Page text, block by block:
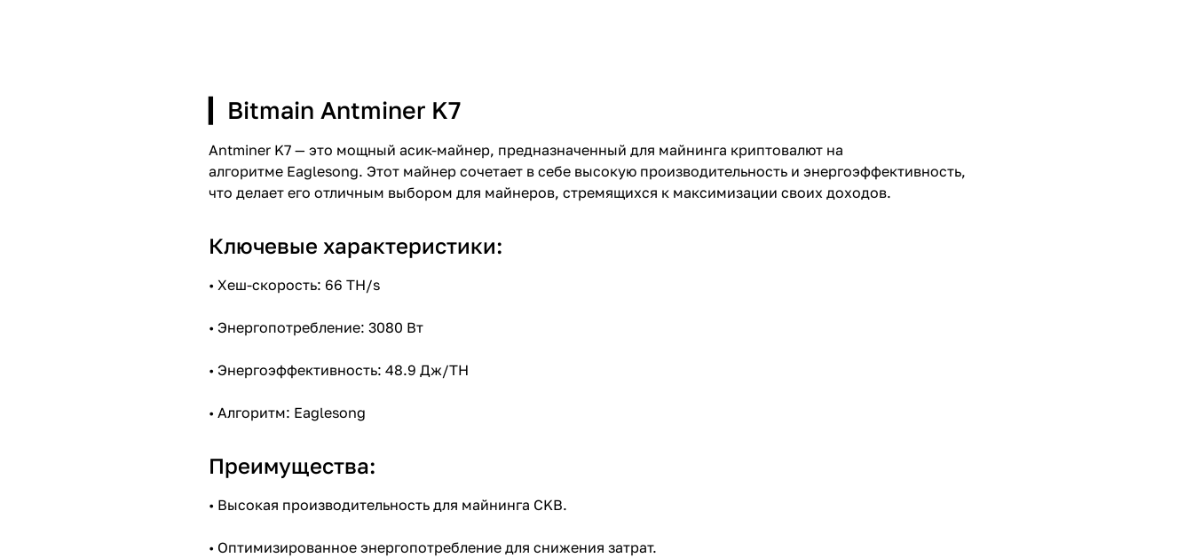
▎Bitmain Antminer K7
Antminer K7 — это мощный асик-майнер, предназначенный для майнинга криптовалют на
алгоритме Eaglesong. Этот майнер сочетает в себе высокую производительность и энергоэффективность,
что делает его отличным выбором для майнеров, стремящихся к максимизации своих доходов.
Ключевые характеристики:
• Хеш-скорость: 66 TH/s
• Энергопотребление: 3080 Вт
• Энергоэффективность: 48.9 Дж/TH
• Алгоритм: Eaglesong
Преимущества:
• Высокая производительность для майнинга CKB.
• Оптимизированное энергопотребление для снижения затрат.